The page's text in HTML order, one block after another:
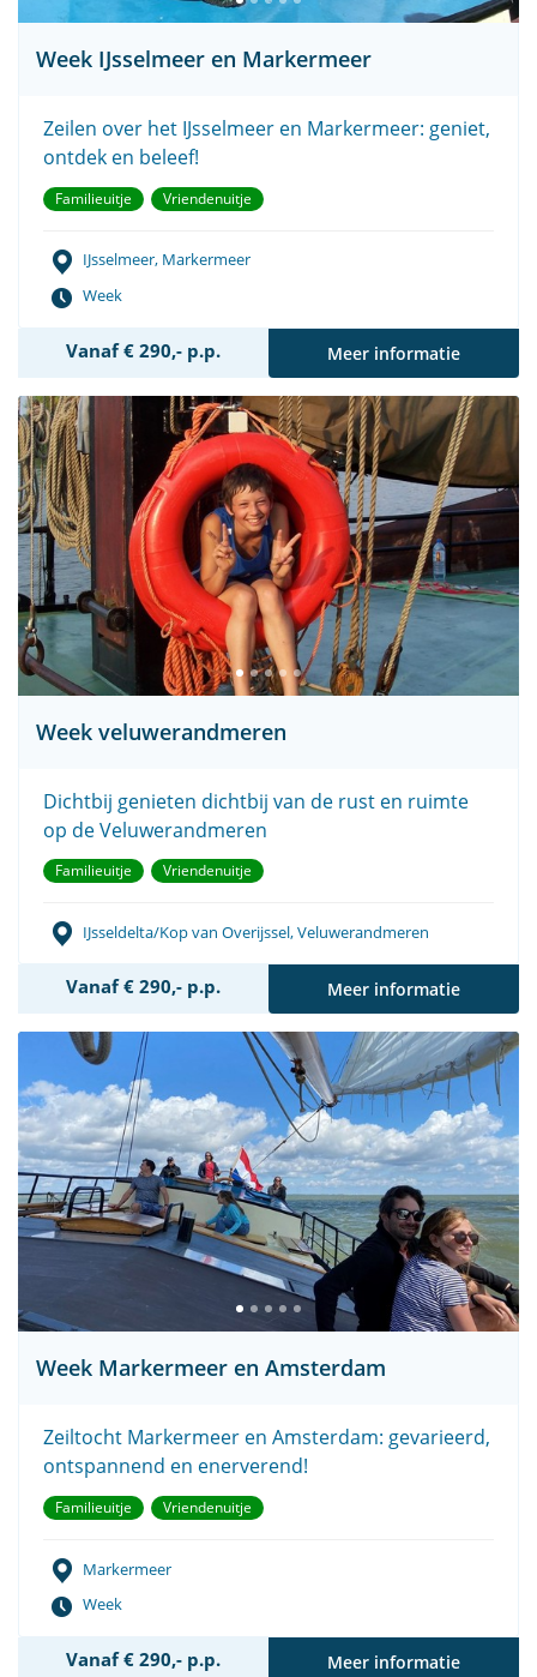
Week IJsselmeer en Markermeer
Zeilen over het IJsselmeer en Markermeer: geniet,
ontdek en beleef!
Familieuitje Vriendenuitje
IJsselmeer, Markermeer
Week
Vanaf € 290,- p.p. Meer informatie
Week veluwerandmeren
Dichtbij genieten dichtbij van de rust en ruimte
op de Veluwerandmeren
Familieuitje Vriendenuitje
IJsseldelta/Kop van Overijssel, Veluwerandmeren
Vanaf € 290,- p.p. Meer informatie
Week Markermeer en Amsterdam
Zeiltocht Markermeer en Amsterdam: gevarieerd,
ontspannend en enerverend!
Familieuitje Vriendenuitje
Markermeer
Week
Vanaf € 290,- p.p. Meer informatie